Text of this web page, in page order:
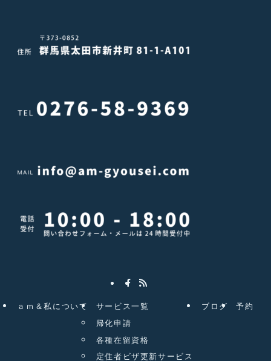
ａｍ＆私について
サービス一覧
帰化申請
各種在留資格
定住者ビザ更新サービス
ブログ 予約